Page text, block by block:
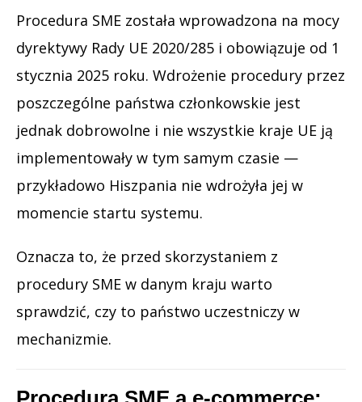
Procedura SME została wprowadzona na mocy
dyrektywy Rady UE 2020/285 i obowiązuje od 1
stycznia 2025 roku. Wdrożenie procedury przez
poszczególne państwa członkowskie jest
jednak dobrowolne i nie wszystkie kraje UE ją
implementowały w tym samym czasie —
przykładowo Hiszpania nie wdrożyła jej w
momencie startu systemu.
Oznacza to, że przed skorzystaniem z
procedury SME w danym kraju warto
sprawdzić, czy to państwo uczestniczy w
mechanizmie.